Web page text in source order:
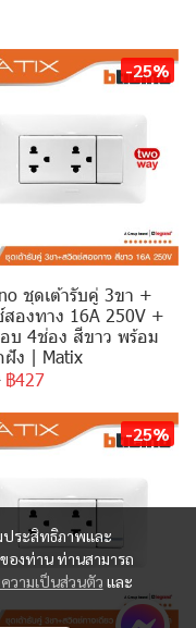
-25%
ชุดเต้ารับคู่ 3ขา +
องทาง 16A 250V +
บ 4ช่อง สีขาว พร้อม
ง | Matix
฿427
-25%
ประสิทธิภาพและ
องท่าน ท่านสามารถ
วามเป็นส่วนตัว และ